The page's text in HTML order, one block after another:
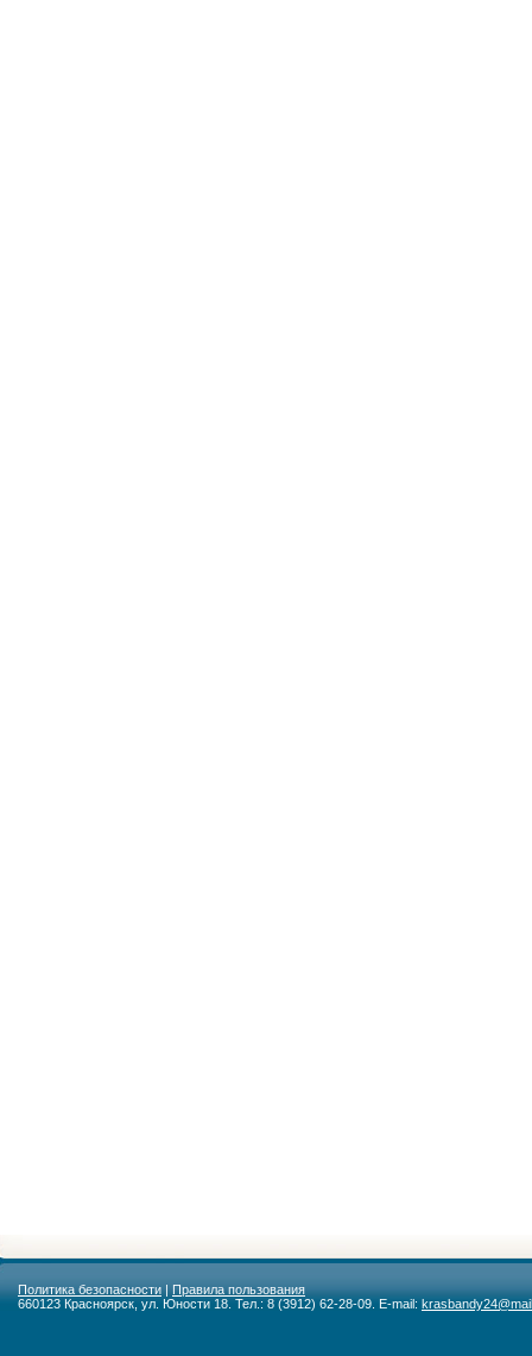
Политика безопасности|Правила пользования
660123 Красноярск, ул. Юности 18. Тел.: 8 (3912) 62-28-09. E-mail: